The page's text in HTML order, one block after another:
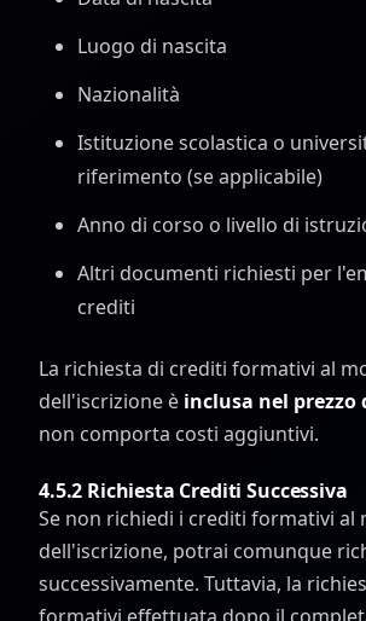
Luogo di nascita
Nazionalità
Istituzione scolastica o
riferimento (se applicabile)
Anno di corso o livello di
Altri documenti richiesti per
crediti
La richiesta di crediti formativi al
dell'iscrizione è inclusa nel prezzo
non comporta costi aggiuntivi.
4.5.2 Richiesta Crediti Successiva
Se non richiedi i crediti formativi al
dell'iscrizione, potrai comunque
successivamente. Tuttavia, la